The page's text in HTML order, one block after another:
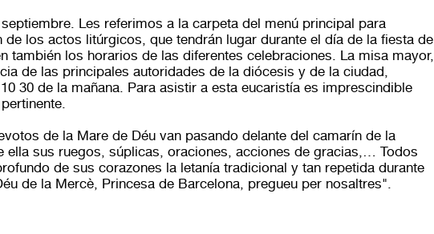
Les referimos a la carpeta del menú principal para
los actos litúrgicos, que tendrán lugar durante el día de la fiesta de
también los horarios de las diferentes celebraciones. La misa mayor,
de las principales autoridades de la diócesis y de la ciudad,
30 de la mañana. Para asistir a esta eucaristía es imprescindible
de la Mare de Déu van pasando delante del camarín de la
ella sus ruegos, súplicas, oraciones, acciones de gracias,… Todos
de sus corazones la letanía tradicional y tan repetida durante
de la Mercè, Princesa de Barcelona, pregueu per nosaltres".